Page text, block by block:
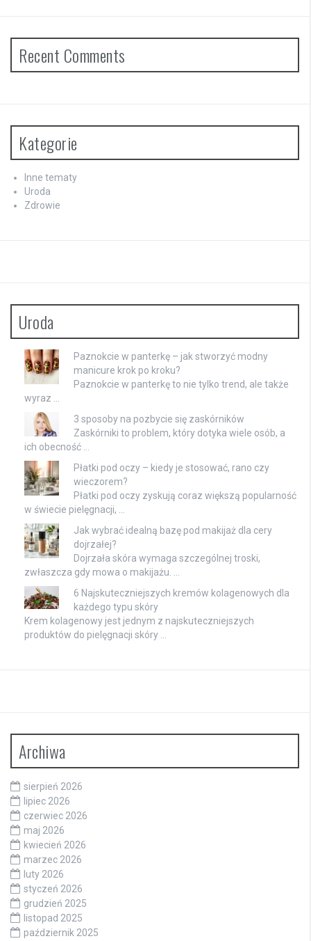
Recent Comments
Kategorie
Inne tematy
Uroda
Zdrowie
Uroda
Paznokcie w panterkę – jak stworzyć modny
manicure krok po kroku?
Paznokcie w panterkę to nie tylko trend, ale także
wyraz …
3 sposoby na pozbycie się zaskórników
Zaskórniki to problem, który dotyka wiele osób, a
ich obecność …
Płatki pod oczy – kiedy je stosować, rano czy
wieczorem?
Płatki pod oczy zyskują coraz większą popularność
w świecie pielęgnacji, …
Jak wybrać idealną bazę pod makijaż dla cery
dojrzałej?
Dojrzała skóra wymaga szczególnej troski,
zwłaszcza gdy mowa o makijażu. …
6 Najskuteczniejszych kremów kolagenowych dla
każdego typu skóry
Krem kolagenowy jest jednym z najskuteczniejszych
produktów do pielęgnacji skóry …
Archiwa
sierpień 2026
lipiec 2026
czerwiec 2026
maj 2026
kwiecień 2026
marzec 2026
luty 2026
styczeń 2026
grudzień 2025
listopad 2025
październik 2025